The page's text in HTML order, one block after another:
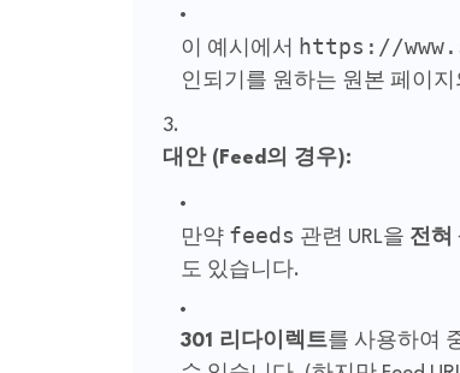
이 예시에서 https://
인되기를 원하는 원본 페이
대안 (Feed의 경우):
만약 feeds 관련 URL을 전혀
도 있습니다.
301 리다이렉트를 사용하여